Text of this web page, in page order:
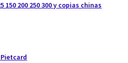
150 200 250 300 y copias chinas